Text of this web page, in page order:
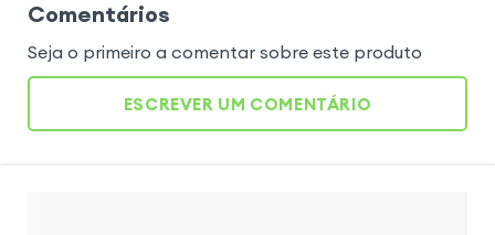
Comentários
Seja o primeiro a comentar sobre este produto
ESCREVER UM COMENTÁRIO